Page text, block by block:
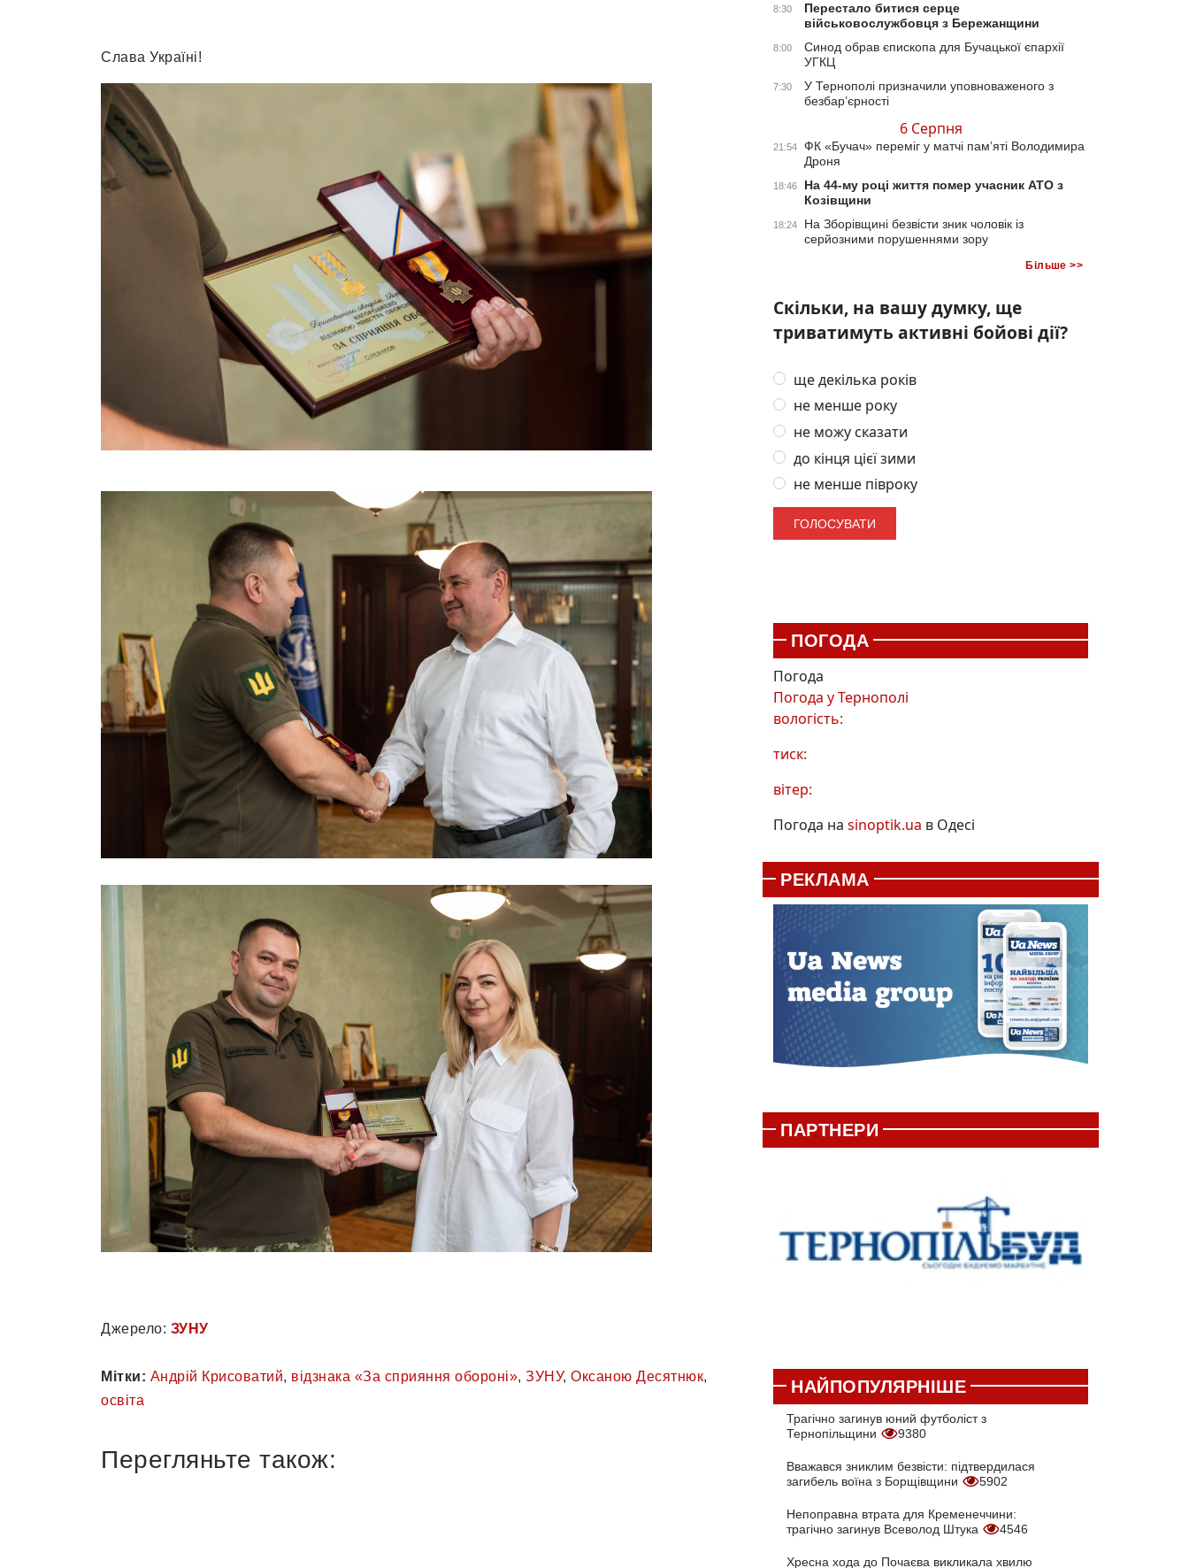
Слава Україні!
Джерело: ЗУНУ
Мітки: Андрій Крисоватий, відзнака «За сприяння обороні», ЗУНУ, Оксаною Десятнюк,
освіта
Перегляньте також:
8:30
Перестало битися серце
військовослужбовця з Бережанщини
8:00
Синод обрав єпископа для Бучацької єпархії
УГКЦ
7:30
У Тернополі призначили уповноваженого з
безбар’єрності
6 Серпня
21:54
ФК «Бучач» переміг у матчі пам’яті Володимира
Дроня
18:46
На 44-му році життя помер учасник АТО з
Козівщини
18:24
На Зборівщині безвісти зник чоловік із
серйозними порушеннями зору
Більше >>
Скільки, на вашу думку, ще
триватимуть активні бойові дії?
ще декілька років
не менше року
не можу сказати
до кінця цієї зими
не менше півроку
ПОГОДА
Погода
Погода уТернополі
вологість:
тиск:
вітер:
Погода на sinoptik.ua в Одесі
РЕКЛАМА
ПАРТНЕРИ
НАЙПОПУЛЯРНІШЕ
Трагічно загинув юний футболіст з
Тернопільщини
9380
Вважався зниклим безвісти: підтвердилася
загибель воїна з Борщівщини
5902
Непоправна втрата для Кременеччини:
трагічно загинув Всеволод Штука
4546
Хресна хода до Почаєва викликала хвилю